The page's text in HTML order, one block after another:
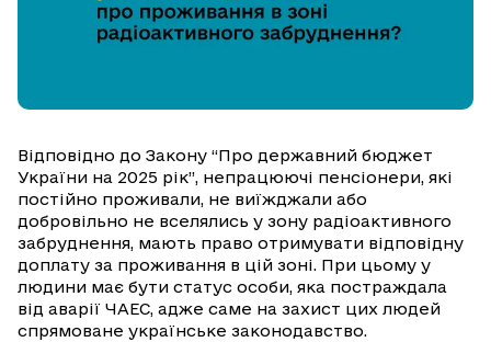
Відповідно до Закону “Про державний бюджет
України на 2025 рік”, непрацюючі пенсіонери, які
постійно проживали, не виїжджали або
добровільно не вселялись у зону радіоактивного
забруднення, мають право отримувати відповідну
доплату за проживання в цій зоні. При цьому у
людини має бути статус особи, яка постраждала
від аварії ЧАЕС, адже саме на захист цих людей
спрямоване українське законодавство.